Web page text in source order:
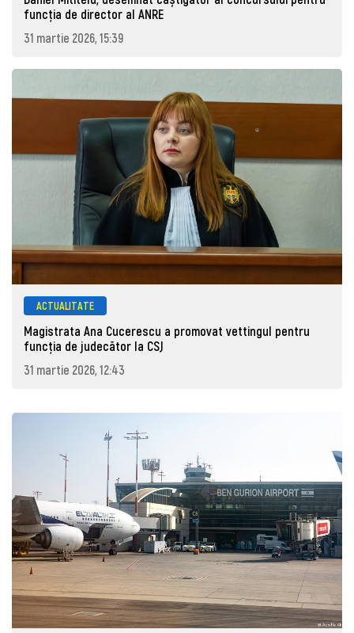
funcția de director al ANRE
31 martie 2026, 15:39
ACTUALITATE
Magistrata Ana Cucerescu a promovat vettingul pentru
funcția de judecător la CSJ
31 martie 2026, 12:43